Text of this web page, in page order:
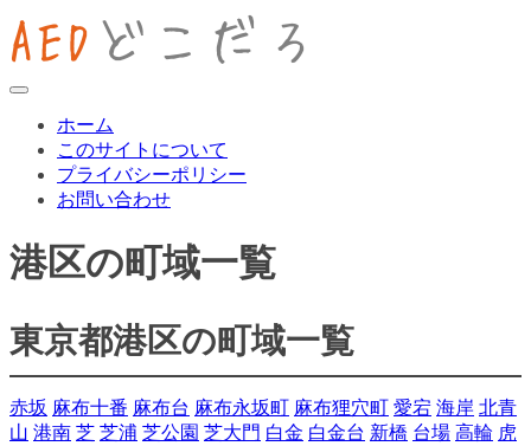
ホーム
このサイトについて
プライバシーポリシー
お問い合わせ
港区の町域一覧
東京都港区の町域一覧
赤坂 麻布十番 麻布台 麻布永坂町 麻布狸穴町 愛宕 海岸 北青
山 港南 芝 芝浦 芝公園 芝大門 白金 白金台 新橋 台場 高輪 虎